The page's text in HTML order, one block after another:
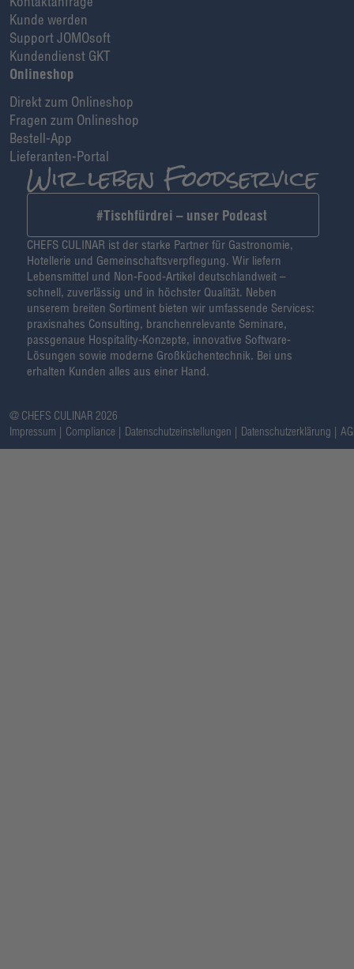
Kunde werden
Support JOMOsoft
Kundendienst GKT
Onlineshop
Direkt zum Onlineshop
Fragen zum Onlineshop
Bestell-App
Lieferanten-Portal
#Tischfürdrei – unser Podcast
CHEFS CULINAR ist der starke Partner für Gastronomie,
Hotellerie und Gemeinschaftsverpflegung. Wir liefern
Lebensmittel und Non-Food-Artikel deutschlandweit –
schnell, zuverlässig und in höchster Qualität. Neben
unserem breiten Sortiment bieten wir umfassende Services:
praxisnahes Consulting, branchenrelevante Seminare,
passgenaue Hospitality-Konzepte, innovative Software-
Lösungen sowie moderne Großküchentechnik. Bei uns
erhalten Kunden alles aus einer Hand.
@ CHEFS CULINAR 2026
Impressum
Compliance Datenschutzeinstellungen Datenschutzerklärung